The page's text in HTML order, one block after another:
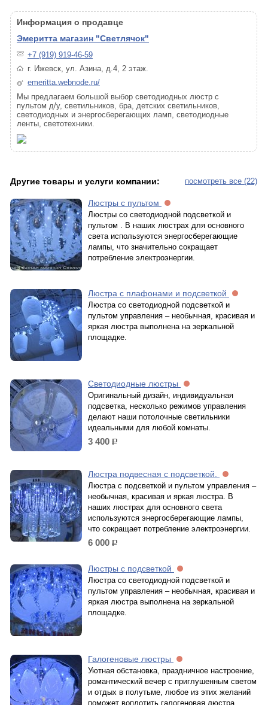
Информация о продавце
Эмеритта магазин "Светлячок"
+7 (919) 919-46-59
г. Ижевск, ул. Азина, д.4, 2 этаж.
emeritta.webnode.ru/
Мы предлагаем большой выбор светодиодных люстр с
пультом д/у, светильников, бра, детских светильников,
светодиодных и энергосберегающих ламп, светодиодные
ленты, светотехники.
посмотреть все (22)
Другие товары и услуги компании:
Люстры с пультом
Люстры со светодиодной подсветкой и
пультом . В наших люстрах для основного
света используются энергосберегающие
лампы, что значительно сокращает
потребление электроэнергии.
Люстра с плафонами и подсветкой
Люстра со светодиодной подсветкой и
пультом управления – необычная, красивая и
яркая люстра выполнена на зеркальной
площадке.
Светодиодные люстры
Оригинальный дизайн, индивидуальная
подсветка, несколько режимов управления
делают наши потолочные светильники
идеальными для любой комнаты.
3 400 р.
Люстра подвесная с подсветкой.
Люстра с подсветкой и пультом управления –
необычная, красивая и яркая люстра. В
наших люстрах для основного света
используются энергосберегающие лампы,
что сокращает потребление электроэнергии.
6 000 р.
Люстры с подсветкой
Люстра со светодиодной подсветкой и
пультом управления – необычная, красивая и
яркая люстра выполнена на зеркальной
площадке.
Галогеновые люстры
Уютная обстановка, праздничное настроение,
романтический вечер с приглушенным светом
и отдых в полутьме, любое из этих желаний
поможет воплотить галогеновая люстра.